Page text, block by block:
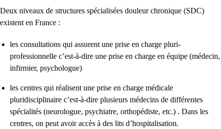
Deux niveaux de structures spécialisées douleur chronique (SDC)
existent en France :
les consultations qui assurent une prise en charge pluri-
professionnelle c’est-à-dire une prise en charge en équipe (médecin,
infirmier, psychologue)
les centres qui réalisent une prise en charge médicale
pluridisciplinaire c’est-à-dire plusieurs médecins de différentes
spécialités (neurologue, psychiatre, orthopédiste, etc.) . Dans les
centres, on peut avoir accès à des lits d’hospitalisation.